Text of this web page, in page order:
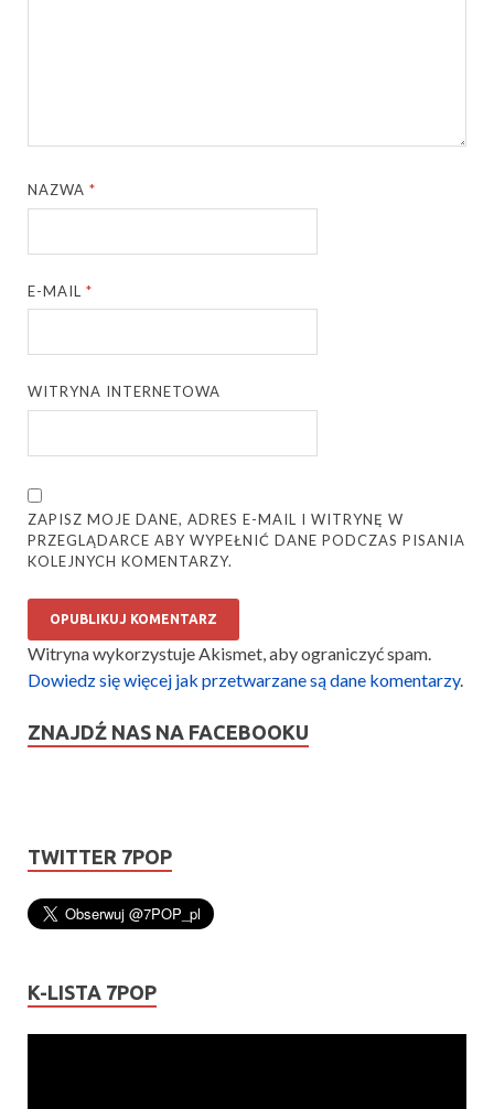
NAZWA*
E-MAIL*
WITRYNA INTERNETOWA
ZAPISZ MOJE DANE, ADRES E-MAIL I WITRYNĘ W
PRZEGLĄDARCE ABY WYPEŁNIĆ DANE PODCZAS PISANIA
KOLEJNYCH KOMENTARZY.
Witryna wykorzystuje Akismet, aby ograniczyć spam.
Dowiedz się więcej jak przetwarzane są dane komentarzy.
ZNAJDŹ NAS NA FACEBOOKU
TWITTER 7POP
K-LISTA 7POP